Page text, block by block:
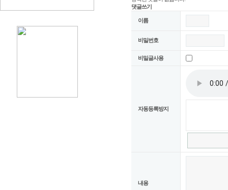
댓글쓰기
이름
비밀번호
비밀글사용
자동등록방지
내용